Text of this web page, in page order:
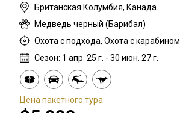
Британская Колумбия, Канада
Медведь черный (Барибал)
Охота с подхода, Охота с карабином
Сезон: 1 апр. 25 г. - 30 июн. 27 г.
Цена пакетного тура